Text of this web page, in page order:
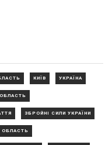
КИЇВ УКРАЇНА
ЗБРОЙНІ СИЛИ УКРАЇНИ
ОБЛАСТЬ